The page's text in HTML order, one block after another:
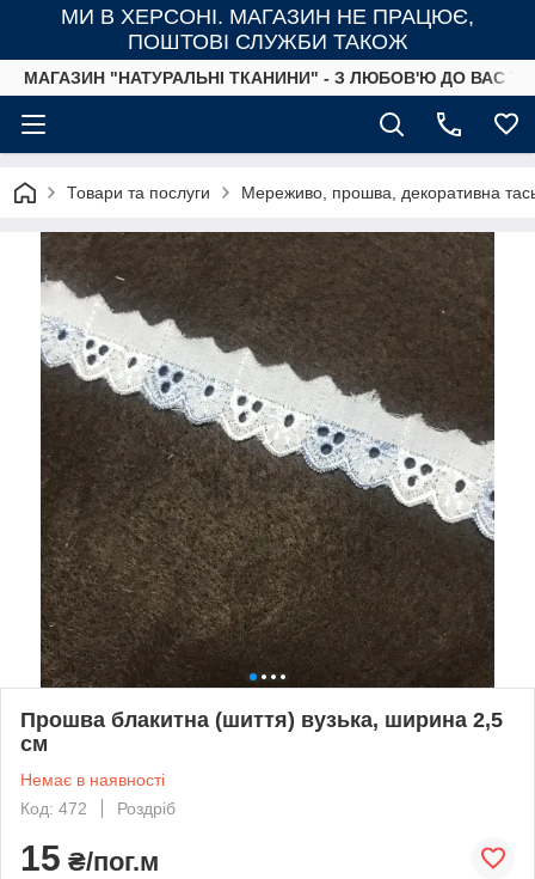
МИ В ХЕРСОНІ. МАГАЗИН НЕ ПРАЦЮЄ,
ПОШТОВІ СЛУЖБИ ТАКОЖ
МАГАЗИН "НАТУРАЛЬНІ ТКАНИНИ" - З ЛЮБОВ'Ю ДО ВАС
Товари та послуги Мереживо, прошва, декоративна
Прошва блакитна (шиття) вузька, ширина 2,5
см
Немає в наявності
Код: 472
Роздріб
15 ₴/пог.м